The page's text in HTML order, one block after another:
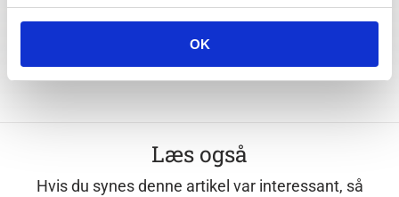
OK
Læs også
Hvis du synes denne artikel var interessant, så